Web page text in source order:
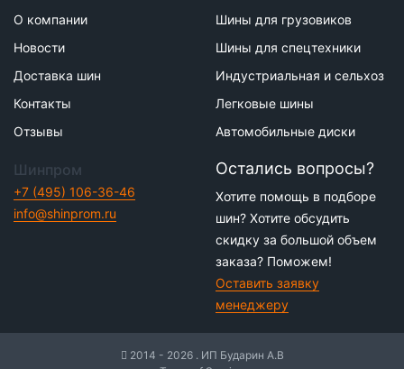
О компании
Новости
Доставка шин
Контакты
Отзывы
Шины для грузовиков
Шины для спецтехники
Индустриальная и сельхоз
Легковые шины
Автомобильные диски
Шинпром
+7 (495) 106-36-46
info@shinprom.ru
Остались вопросы?
Хотите помощь в подборе
шин? Хотите обсудить
скидку за большой объем
заказа? Поможем!
Оставить заявку
менеджеру
2014 - 2026 . ИП Бударин А.В